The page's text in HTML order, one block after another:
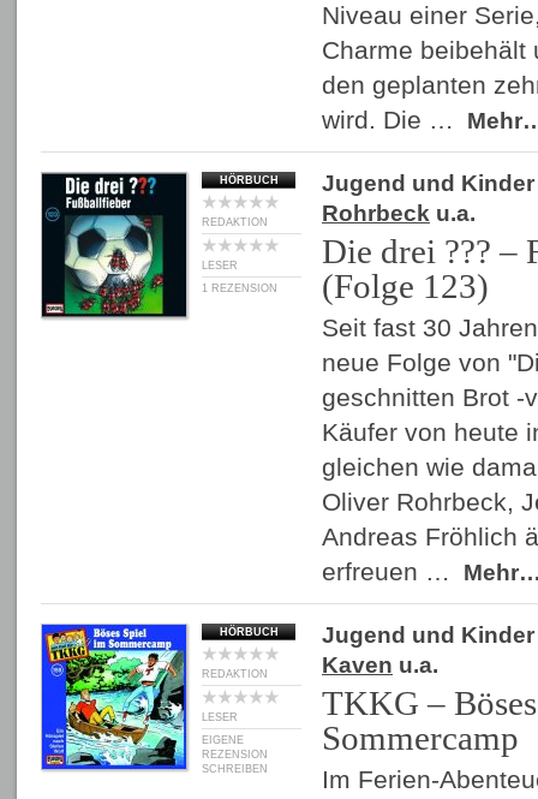
Niveau einer
Charme beibehält
den geplanten
wird. Die …
HÖRBUCH
REDAKTION
LESER
1 REZENSION
Jugend und Kinder
Rohrbeck u.a.
Die drei ??? –
(Folge 123)
Seit fast 30
neue Folge von
geschnitten Brot -
Käufer von heute
gleichen wie
Oliver Rohrbeck,
Andreas Fröhlich
erfreuen …
HÖRBUCH
REDAKTION
LESER
EIGENE
REZENSION
SCHREIBEN
Jugend und Kinder
Kaven u.a.
TKKG –
Sommercamp
Im Ferien-